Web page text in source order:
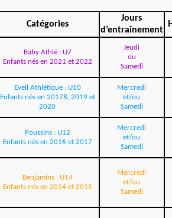
Catégories
Jours
d’entraînement
Baby Athlé : U7
Enfants nés en 2021 et 2022
Jeudi
ou
Samedi
Eveil Athlétique : U10
Enfants nés en 20178, 2019 et
2020
Mercredi
et/ou
Samedi
Poussins : U12
Enfants nés en 2016 et 2017
Mercredi
et/ou
Samedi
Benjamins : U14
Enfants nés en 2014 et 2015
Mercredi
et/ou
Samedi